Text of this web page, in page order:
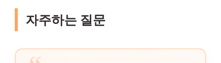
자주하는 질문